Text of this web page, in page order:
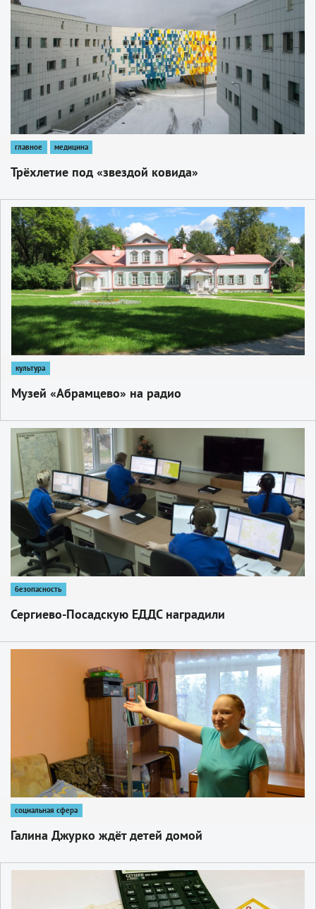
главное медицина
Трёхлетие под «звездой ковида»
1
культура
Музей «Абрамцево» на радио
безопасность
Сергиево-Посадскую ЕДДС наградили
социальная сфера
Галина Джурко ждёт детей домой